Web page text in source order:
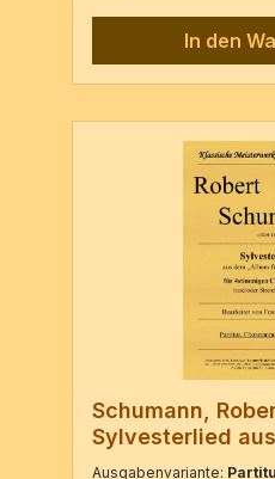
5,00€Partitur / 57
Leihmaterial erhältlich.
In den
Schumann,
Sylvesterlied
für die Jugend“
Ausgabenvariante: